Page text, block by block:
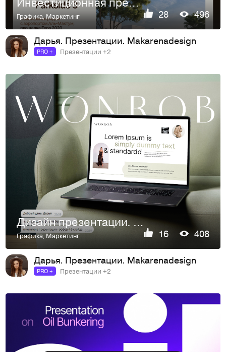
Графика,Маркетинг 28 496
Дарья. Презентации. Makarenadesign
PRO + Презентации +2
Дизайн презентации. Одежда
Графика,Маркетинг 16 408
Дарья. Презентации. Makarenadesign
PRO + Презентации +2